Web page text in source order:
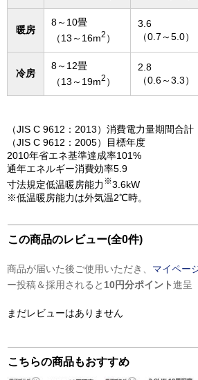
暖房
8～10畳
（13～16m2 ）
3.6
（0.7～5.0）
冷房
8～12畳
（13～19m2 ）
2.8
（0.6～3.3）
（JIS C 9612：2013）消費電力量期間合
（JIS C 9612：2005）目標年度
2010年省エネ基準達成率101%
通年エネルギー消費効率5.9
寸法規定低温暖房能力 ※3.6kW
※低温暖房能力は外気温2℃時。
この商品のレビュー(全0件)
商品が届いた後ご使用いただき、 マイペー
ー投稿＆採用されると 10円分ポイント進呈
まだレビューはありません
こちらの商品もおすすめ